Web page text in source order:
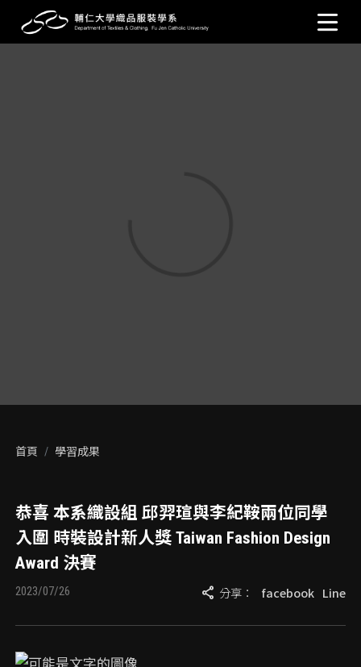
首頁 學習成果
恭喜 本系織設組 邱羿瑄與李紀鞍兩位同學
入圍 時裝設計新人獎 Taiwan Fashion Design
Award 決賽
2023/07/26 share 分享： facebook Line